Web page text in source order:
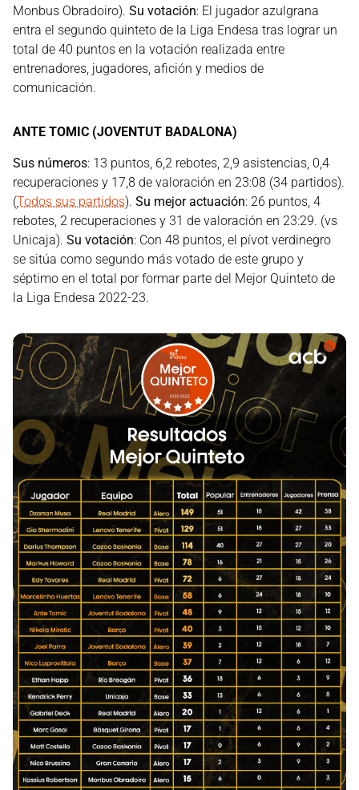
Monbus Obradoiro). Su votación: El jugador azulgrana
entra el segundo quinteto de la Liga Endesa tras lograr un
total de 40 puntos en la votación realizada entre
entrenadores, jugadores, afición y medios de
comunicación.
ANTE TOMIC (JOVENTUT BADALONA)
Sus números: 13 puntos, 6,2 rebotes, 2,9 asistencias, 0,4
recuperaciones y 17,8 de valoración en 23:08 (34 partidos).
(Todos sus partidos). Su mejor actuación: 26 puntos, 4
rebotes, 2 recuperaciones y 31 de valoración en 23:29. (vs
Unicaja). Su votación: Con 48 puntos, el pívot verdinegro
se sitúa como segundo más votado de este grupo y
séptimo en el total por formar parte del Mejor Quinteto de
la Liga Endesa 2022-23.